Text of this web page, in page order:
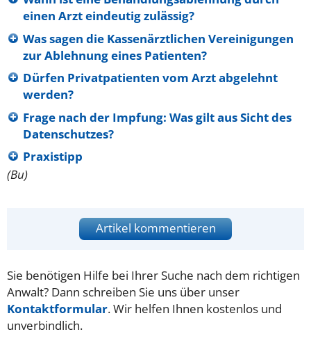
einen Arzt eindeutig zulässig?
Was sagen die Kassenärztlichen Vereinigungen
zur Ablehnung eines Patienten?
Dürfen Privatpatienten vom Arzt abgelehnt
werden?
Frage nach der Impfung: Was gilt aus Sicht des
Datenschutzes?
Praxistipp
(Bu)
Artikel kommentieren
Sie benötigen Hilfe bei Ihrer Suche nach dem richtigen
Anwalt? Dann schreiben Sie uns über unser
Kontaktformular. Wir helfen Ihnen kostenlos und
unverbindlich.